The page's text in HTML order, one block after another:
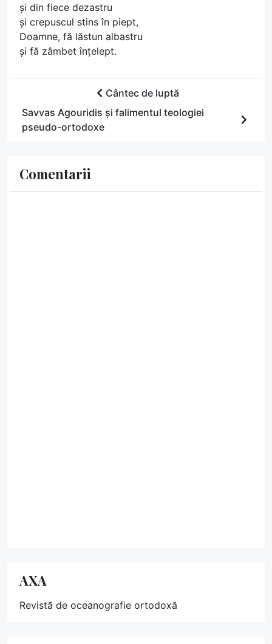
și din fiece dezastru
și crepuscul stins în piept,
Doamne, fă lăstun albastru
și fă zâmbet înțelept.
Cântec de luptă
Savvas Agouridis și falimentul teologiei
pseudo-ortodoxe
Comentarii
AXA
Revistă de oceanografie ortodoxă